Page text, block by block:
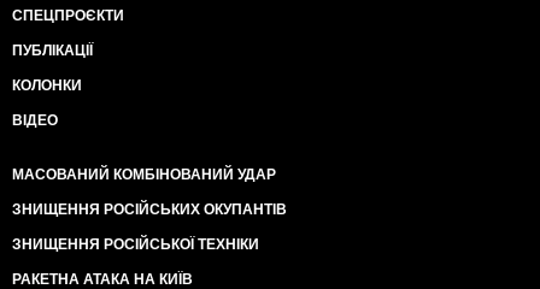
СПЕЦПРОЄКТИ
ПУБЛІКАЦІЇ
КОЛОНКИ
ВІДЕО
МАСОВАНИЙ КОМБІНОВАНИЙ УДАР
ЗНИЩЕННЯ РОСІЙСЬКИХ ОКУПАНТІВ
ЗНИЩЕННЯ РОСІЙСЬКОЇ ТЕХНІКИ
РАКЕТНА АТАКА НА КИЇВ